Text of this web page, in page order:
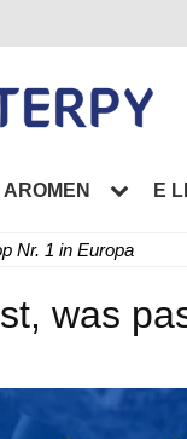
AROMEN E
Nr. 1 in Europa
was